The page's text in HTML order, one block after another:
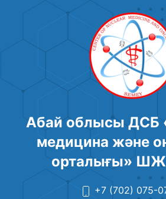
Абай облысы ДСБ
медицина және
орталығы»
+7 (702) 075-